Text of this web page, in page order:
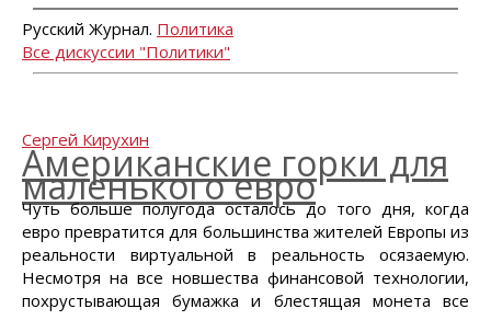
Русский Журнал. Политика
Все дискуссии "Политики"
Сергей Кирухин
Американские горки для
маленького евро
Чуть больше полугода осталось до того дня, когда
евро превратится для большинства жителей Европы из
реальности виртуальной в реальность осязаемую.
Несмотря на все новшества финансовой технологии,
похрустывающая бумажка и блестящая монета все